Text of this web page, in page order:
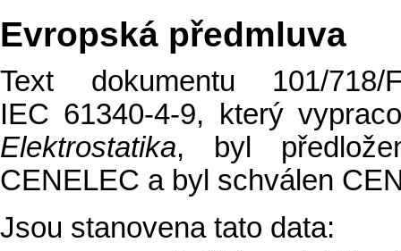
Evropská předmluva
Text dokumentu 101/
IEC 61340-4-9, který
Elektrostatika, byl
CENELEC a byl schválen
Jsou stanovena tato data: